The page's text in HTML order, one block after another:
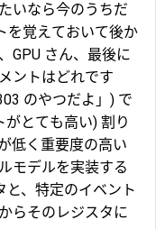
いなら今のうちだ
を覚えておいて後か
GPU さん、最後に
ントはどれです
のやつだよ」) で
とても高い) 割り
低く重要度の高い
モデルを実装する
と、特定のイベント
らそのレジスタに